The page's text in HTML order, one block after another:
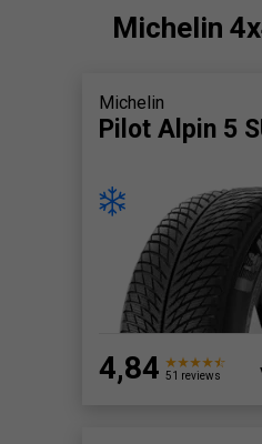
Michelin
Michelin
Pilot Alpin 5
4,84 51 reviews